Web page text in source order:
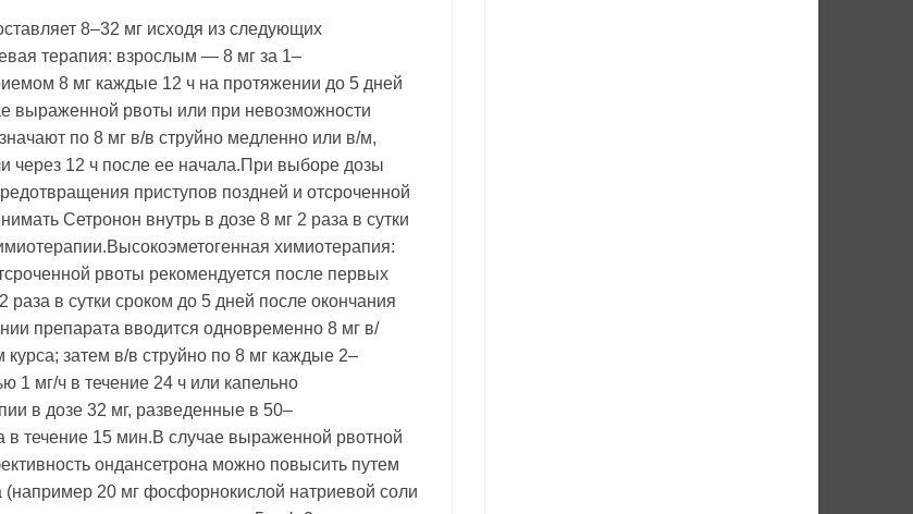
8–32 мг исходя из следующих
терапия: взрослым — 8 мг за 1–
8 мг каждые 12 ч на протяжении до 5 дней
выраженной рвоты или при невозможности
по 8 мг в/в струйно медленно или в/м,
через 12 ч после ее начала.При выборе дозы
приступов поздней и отсроченной
Сетронон внутрь в дозе 8 мг 2 раза в сутки
химиотерапия:
рвоты рекомендуется после первых
в сутки сроком до 5 дней после окончания
препарата вводится одновременно 8 мг в/
затем в/в струйно по 8 мг каждые 2–
1 мг/ч в течение 24 ч или капельно
в дозе 32 мг, разведенные в 50–
в течение 15 мин.В случае выраженной рвотной
ондансетрона можно повысить путем
(например 20 мг фосфорнокислой натриевой соли